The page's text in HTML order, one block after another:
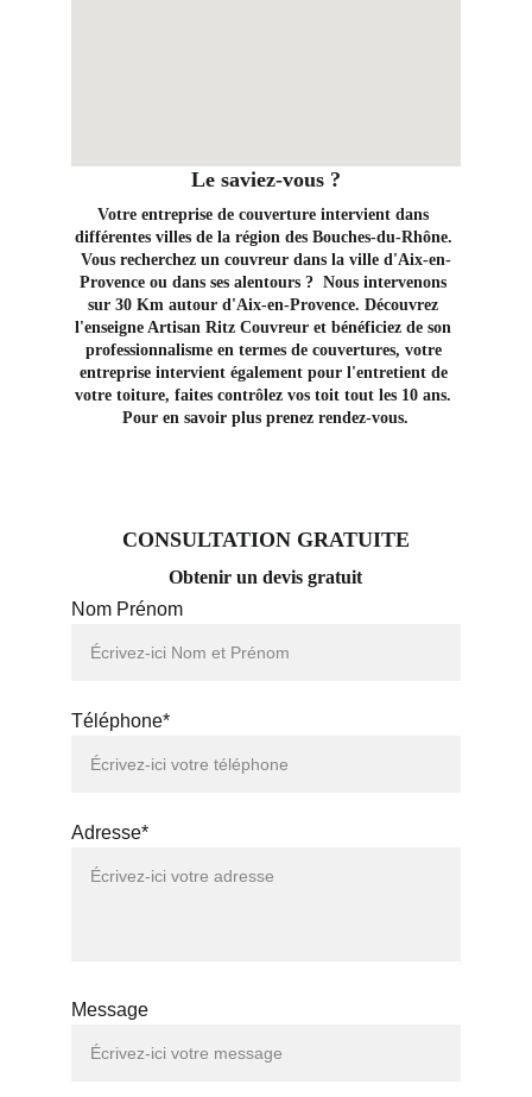
Nom Prénom
Téléphone*
Adresse*
Message
Le saviez-vous ?
Votre entreprise de couverture intervient dans
différentes villes de la région des Bouches-du-Rhône.
Vous recherchez un couvreur dans la ville d'Aix-en-
Provence ou dans ses alentours ?  Nous intervenons
sur 30 Km autour d'Aix-en-Provence. Découvrez
l'enseigne Artisan Ritz Couvreur et bénéficiez de son
professionnalisme en termes de couvertures, votre
entreprise intervient également pour l'entretient de
votre toiture, faites contrôlez vos toit tout les 10 ans.
Pour en savoir plus prenez rendez-vous.
CONSULTATION GRATUITE
Obtenir un devis gratuit